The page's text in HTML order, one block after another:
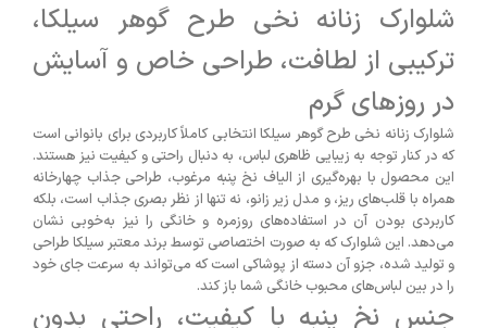
شلوارک زنانه نخی طرح گوهر سیلکا،
ترکیبی از لطافت، طراحی خاص و آسایش
در روزهای گرم
شلوارک زنانه نخی طرح گوهر سیلکا انتخابی کاملاً کاربردی برای بانوانی است
که در کنار توجه به زیبایی ظاهری لباس، به دنبال راحتی و کیفیت نیز هستند.
این محصول با بهره‌گیری از الیاف نخ پنبه مرغوب، طراحی جذاب چهارخانه
همراه با قلب‌های ریز، و مدل زیر زانو، نه تنها از نظر بصری جذاب است، بلکه
کاربردی بودن آن در استفاده‌های روزمره و خانگی را نیز به‌خوبی نشان
می‌دهد. این شلوارک که به صورت اختصاصی توسط برند معتبر سیلکا طراحی
و تولید شده، جزو آن دسته از پوشاکی است که می‌تواند به سرعت جای خود
را در بین لباس‌های محبوب خانگی شما باز کند.
جنس نخ پنبه با کیفیت، راحتی بدون